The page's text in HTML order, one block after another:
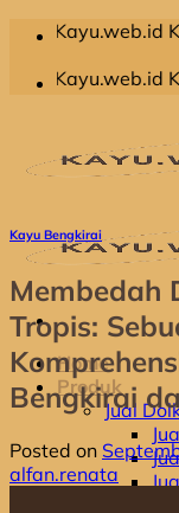
Skip
content
Kami ialah
Kami ialah
Home
Produk
Jual
Kayu Bengkirai
Membedah
Tropis:
Bengkirai
Posted on
alfan.renata